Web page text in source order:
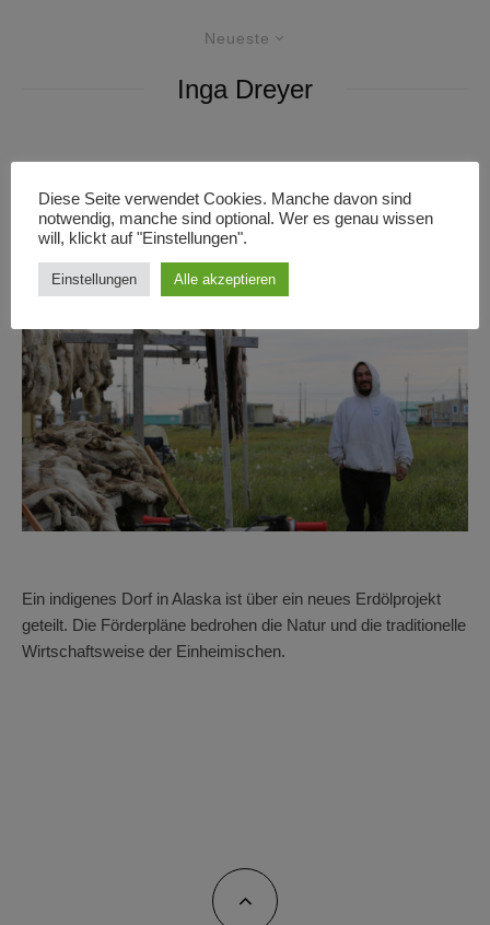
Neueste
Inga Dreyer
„Als würde sich die ganze Tundra
bewegen“
Ein indigenes Dorf in Alaska ist über ein neues Erdölprojekt
geteilt. Die Förderpläne bedrohen die Natur und die traditionelle
Wirtschaftsweise der Einheimischen.
Diese Seite verwendet Cookies. Manche davon sind
notwendig, manche sind optional. Wer es genau wissen
will, klickt auf "Einstellungen".
Einstellungen Alle akzeptieren